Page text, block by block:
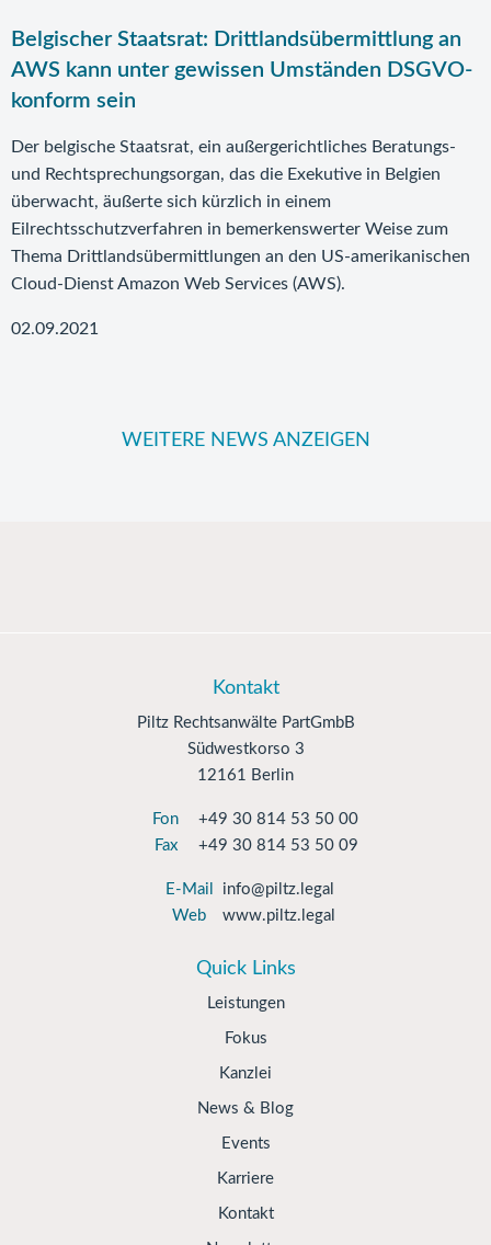
Belgischer Staatsrat: Drittlandsübermittlung an
AWS kann unter gewissen Umständen DSGVO-
konform sein
Der belgische Staatsrat, ein außergerichtliches Beratungs-
und Rechtsprechungsorgan, das die Exekutive in Belgien
überwacht, äußerte sich kürzlich in einem
Eilrechtsschutzverfahren in bemerkenswerter Weise zum
Thema Drittlandsübermittlungen an den US-amerikanischen
Cloud-Dienst Amazon Web Services (AWS).
02.09.2021
WEITERE NEWS ANZEIGEN
Kontakt
Piltz Rechtsanwälte PartGmbB
Südwestkorso 3
12161 Berlin
Fon
+49 30 814 53 50 00
Fax
+49 30 814 53 50 09
E-Mail
info@piltz.legal
Web
www.piltz.legal
Quick Links
Leistungen
Fokus
Kanzlei
News & Blog
Events
Karriere
Kontakt